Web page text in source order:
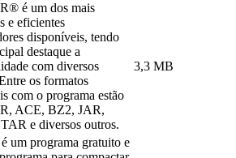
é um dos mais
e eficientes
disponíveis, tendo
destaque a
com diversos
os formatos
com o programa estão
ACE, BZ2, JAR,
e diversos outros.
3,3 MB
um programa gratuito e